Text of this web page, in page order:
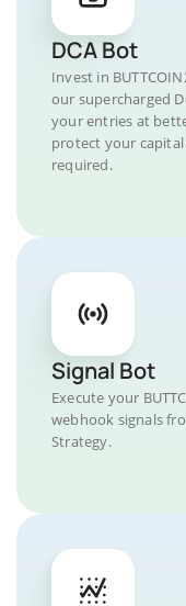
DCA Bot
Invest in
our supercharged
your entries at
protect your
required.
Signal Bot
Execute your
webhook signals
Strategy.